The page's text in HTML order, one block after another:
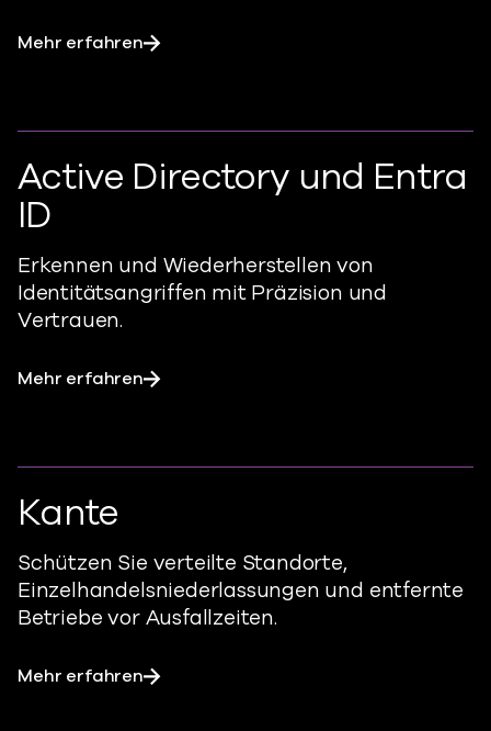
Mehr erfahren
Active Directory und Entra
ID
Erkennen und Wiederherstellen von
Identitätsangriffen mit Präzision und
Vertrauen.
Mehr erfahren
Kante
Schützen Sie verteilte Standorte,
Einzelhandelsniederlassungen und entfernte
Betriebe vor Ausfallzeiten.
Mehr erfahren